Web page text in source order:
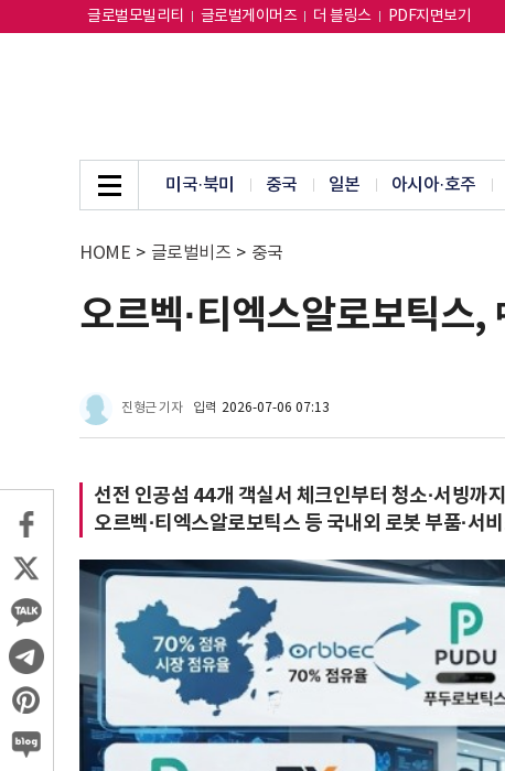
글로벌모빌리티 글로벌게이머즈 더 블링스 PDF지면보기
미국·북미 중국 일본 아시아·호주
HOME > 글로벌비즈 > 중국
오르벡·티엑스알로보틱스
진형근 기자 입력 2026-07-06 07:13
선전 인공섬 44개 객실서 체크인부터 청소·서빙까
오르벡·티엑스알로보틱스 등 국내외 로봇 부품·서